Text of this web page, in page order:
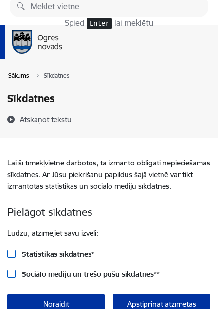
Pāriet uz lapas saturu
Spied Enter lai meklētu
Sākums Sīkdatnes
Sīkdatnes
Atskaņot tekstu
Lai šī tīmekļvietne darbotos, tā izmanto obligāti nepieciešamās
sīkdatnes. Ar Jūsu piekrišanu papildus šajā vietnē var tikt
izmantotas statistikas un sociālo mediju sīkdatnes.
Pielāgot sīkdatnes
Lūdzu, atzīmējiet savu izvēli:
Statistikas sīkdatnes*
Sociālo mediju un trešo pušu sīkdatnes**
Noraidīt Apstiprināt atzīmētās